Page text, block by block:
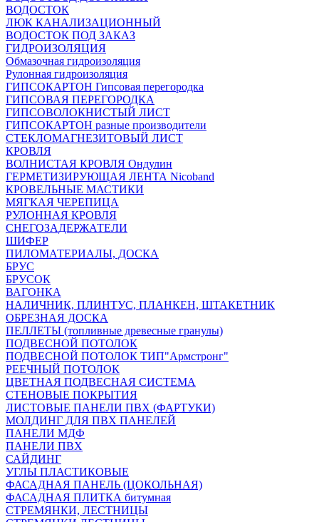
ВОДОСТОК
ЛЮК КАНАЛИЗАЦИОННЫЙ
ВОДОСТОК ПОД ЗАКАЗ
ГИДРОИЗОЛЯЦИЯ
Обмазочная гидроизоляция
Рулонная гидроизоляция
ГИПСОКАРТОН Гипсовая перегородка
ГИПСОВАЯ ПЕРЕГОРОДКА
ГИПСОВОЛОКНИСТЫЙ ЛИСТ
ГИПСОКАРТОН разные производители
СТЕКЛОМАГНЕЗИТОВЫЙ ЛИСТ
КРОВЛЯ
ВОЛНИСТАЯ КРОВЛЯ Ондулин
ГЕРМЕТИЗИРУЮЩАЯ ЛЕНТА Nicoband
КРОВЕЛЬНЫЕ МАСТИКИ
МЯГКАЯ ЧЕРЕПИЦА
РУЛОННАЯ КРОВЛЯ
СНЕГОЗАДЕРЖАТЕЛИ
ШИФЕР
ПИЛОМАТЕРИАЛЫ, ДОСКА
БРУС
БРУСОК
ВАГОНКА
НАЛИЧНИК, ПЛИНТУС, ПЛАНКЕН, ШТАКЕТНИК
ОБРЕЗНАЯ ДОСКА
ПЕЛЛЕТЫ (топливные древесные гранулы)
ПОДВЕСНОЙ ПОТОЛОК
ПОДВЕСНОЙ ПОТОЛОК ТИП"Армстронг"
РЕЕЧНЫЙ ПОТОЛОК
ЦВЕТНАЯ ПОДВЕСНАЯ СИСТЕМА
СТЕНОВЫЕ ПОКРЫТИЯ
ЛИСТОВЫЕ ПАНЕЛИ ПВХ (ФАРТУКИ)
МОЛДИНГ ДЛЯ ПВХ ПАНЕЛЕЙ
ПАНЕЛИ МДФ
ПАНЕЛИ ПВХ
САЙДИНГ
УГЛЫ ПЛАСТИКОВЫЕ
ФАСАДНАЯ ПАНЕЛЬ (ЦОКОЛЬНАЯ)
ФАСАДНАЯ ПЛИТКА битумная
СТРЕМЯНКИ, ЛЕСТНИЦЫ